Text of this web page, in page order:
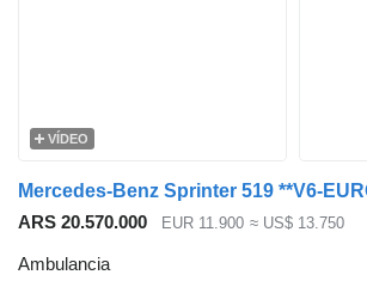
VÍDEO
ARS 20.570.000 EUR 11.900 ≈ US$ 13.750
Ambulancia